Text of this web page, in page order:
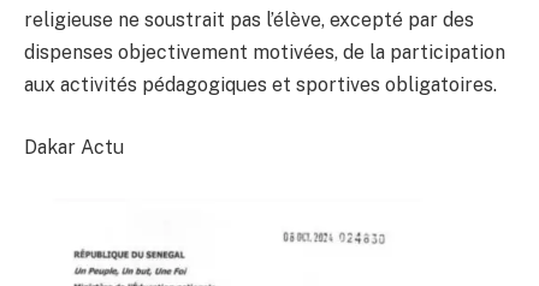
religieuse ne soustrait pas l’élève, excepté par des
dispenses objectivement motivées, de la participation
aux activités pédagogiques et sportives obligatoires.
Dakar Actu